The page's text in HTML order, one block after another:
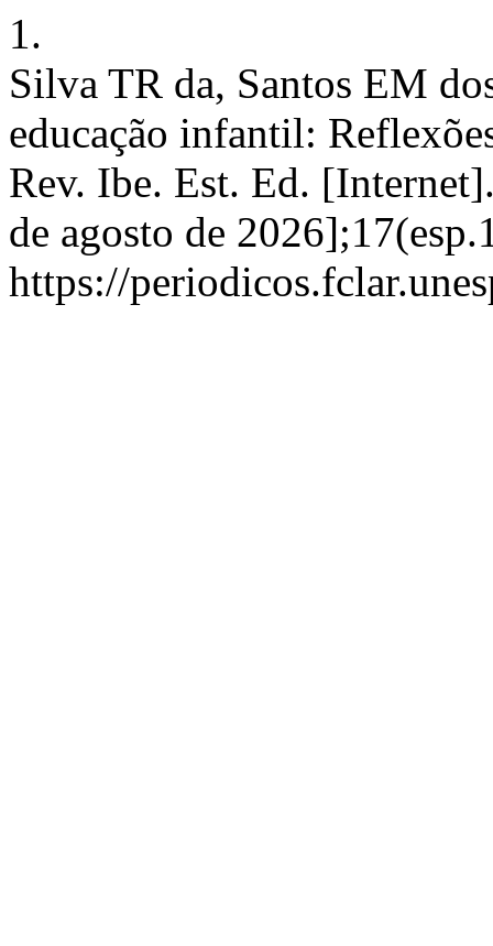
1.
Silva TR da, Santos EM
educação infantil:
Rev. Ibe. Est. Ed.
de agosto de
https://